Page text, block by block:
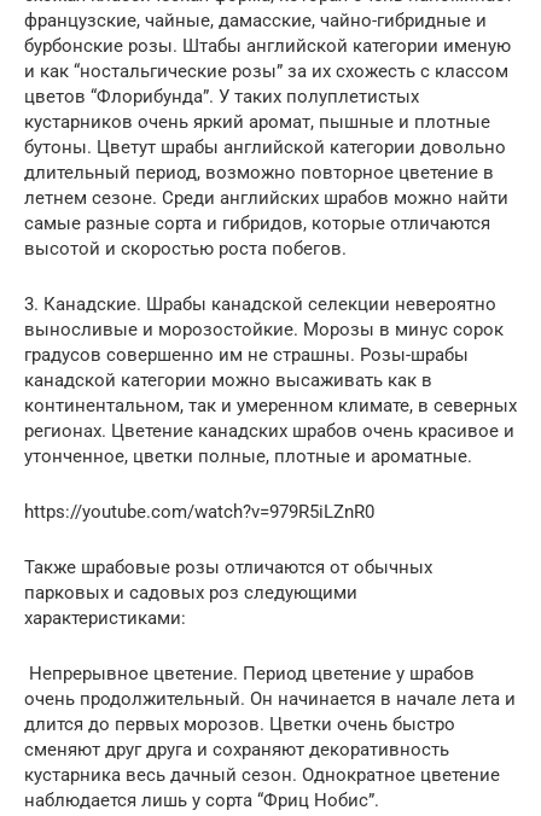
французские, чайные, дамасские, чайно-гибридные и
бурбонские розы. Штабы английской категории именую
и как “ностальгические розы” за их схожесть с классом
цветов “Флорибунда”. У таких полуплетистых
кустарников очень яркий аромат, пышные и плотные
бутоны. Цветут шрабы английской категории довольно
длительный период, возможно повторное цветение в
летнем сезоне. Среди английских шрабов можно найти
самые разные сорта и гибридов, которые отличаются
высотой и скоростью роста побегов.
3. Канадские. Шрабы канадской селекции невероятно
выносливые и морозостойкие. Морозы в минус сорок
градусов совершенно им не страшны. Розы-шрабы
канадской категории можно высаживать как в
континентальном, так и умеренном климате, в северных
регионах. Цветение канадских шрабов очень красивое и
утонченное, цветки полные, плотные и ароматные.
https://youtube.com/watch?v=979R5iLZnR0
Также шрабовые розы отличаются от обычных
парковых и садовых роз следующими
характеристиками:
Непрерывное цветение. Период цветение у шрабов
очень продолжительный. Он начинается в начале лета и
длится до первых морозов. Цветки очень быстро
сменяют друг друга и сохраняют декоративность
кустарника весь дачный сезон. Однократное цветение
наблюдается лишь у сорта “Фриц Нобис”.